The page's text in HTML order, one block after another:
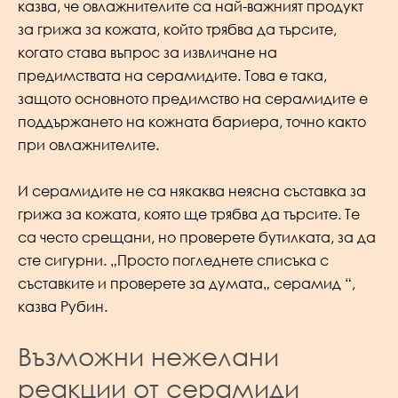
казва, че овлажнителите са най-важният продукт
за грижа за кожата, който трябва да търсите,
когато става въпрос за извличане на
предимствата на серамидите. Това е така,
защото основното предимство на серамидите е
поддържането на кожната бариера, точно както
при овлажнителите.
И серамидите не са някаква неясна съставка за
грижа за кожата, която ще трябва да търсите. Те
са често срещани, но проверете бутилката, за да
сте сигурни. „Просто погледнете списъка с
съставките и проверете за думата„ серамид “,
казва Рубин.
Възможни нежелани
реакции от серамиди